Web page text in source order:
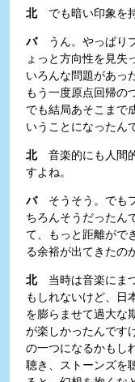
北でも暗い印象を持
バうん。やっぱり
ょっと方向性を見失
いろんな問題があっ
もう一度原点回帰の
でも結局あそこまで
いうことになったん
北音楽的にも人間
すよね。
バそうそう。でも
ちろんそうだったん
て、もっと距離がで
る余裕が出てきたの
北当時は音楽にま
もしれないけど、日
を膨らませて過大な
が楽しかったんです
の一つになるかもし
聴き、ストーンズを